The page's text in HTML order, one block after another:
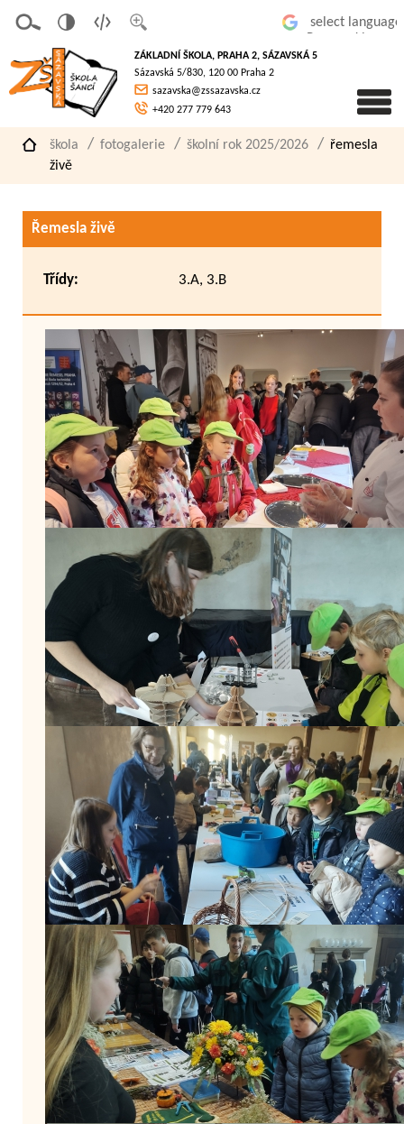
písmo
á
verze
pro
slaboz
raké
ZÁKLADNÍ ŠKOLA, PRAHA 2, SÁZAVSKÁ 5
Sázavská 5/830, 120 00 Praha 2
sazavska@zssazavska.cz
+420 277 779 643
škola fotogalerie školní rok 2025/2026
řemesla
živě
Řemesla živě
Třídy: 3.A, 3.B